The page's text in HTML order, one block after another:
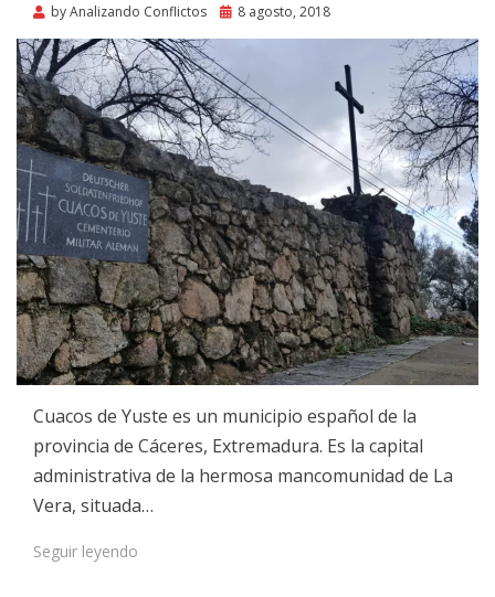
byAnalizando Conflictos
Posted
8 agosto, 2018
Cuacos de Yuste es un municipio español de la
provincia de Cáceres, Extremadura. Es la capital
administrativa de la hermosa mancomunidad de La
Vera, situada…
Seguir leyendo